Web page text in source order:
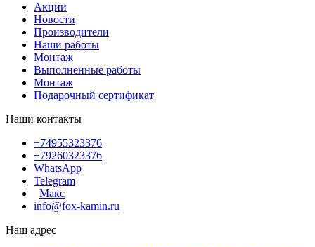
Акции
Новости
Производители
Наши работы
Монтаж
Выполненные работы
Монтаж
Подарочный сертификат
Наши контакты
+74955323376
+79260323376
WhatsApp
Telegram
Макс
info@fox-kamin.ru
Наш адрес